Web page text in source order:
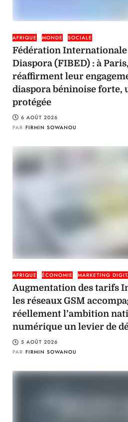
AFRIQUE MONDE SOCIALE
Fédération Internationale
Diaspora (FIBED) : à
réaffirment leur
diaspora béninoise forte,
protégée
6 AOÛT 2026
PAR FIRMIN SOWANOU
AFRIQUE ÉCONOMIE MARKETING
Augmentation des tarifs
les réseaux GSM
réellement l’ambition
numérique un levier de
5 AOÛT 2026
PAR FIRMIN SOWANOU